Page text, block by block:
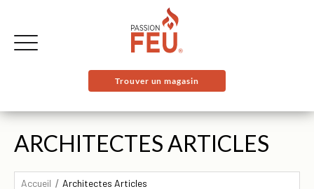
Trouver un magasin
ARCHITECTES ARTICLES
Accueil Architectes Articles